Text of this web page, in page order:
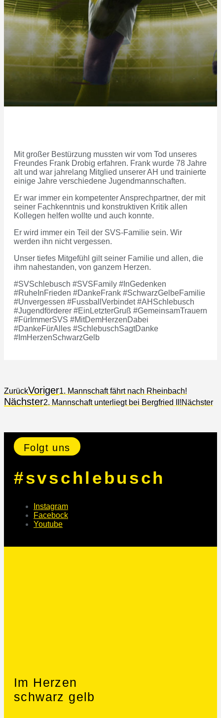
Mit großer Bestürzung mussten wir vom Tod unseres
Freundes Frank Drobig erfahren. Frank wurde 78 Jahre
alt und war jahrelang Mitglied unserer AH und trainierte
einige Jahre verschiedene Jugendmannschaften.
Er war immer ein kompetenter Ansprechpartner, der mit
seiner Fachkenntnis und konstruktiven Kritik allen
Kollegen helfen wollte und auch konnte.
Er wird immer ein Teil der SVS-Familie sein. Wir
werden ihn nicht vergessen.
Unser tiefes Mitgefühl gilt seiner Familie und allen, die
ihm nahestanden, von ganzem Herzen.
#SVSchlebusch #SVSFamily #InGedenken
#RuheInFrieden #DankeFrank #SchwarzGelbeFamilie
#Unvergessen #FussballVerbindet #AHSchlebusch
#Jugendförderer #EinLetzterGruß #GemeinsamTrauern
#FürImmerSVS #MitDemHerzenDabei
#DankeFürAlles #SchlebuschSagtDanke
#ImHerzenSchwarzGelb
ZurückVoriger1. Mannschaft fährt nach Rheinbach!
Nächster2. Mannschaft unterliegt bei Bergfried II!Nächster
Folgt uns
#svschlebusch
Instagram
Facebock
Youtube
Im Herzen
schwarz gelb